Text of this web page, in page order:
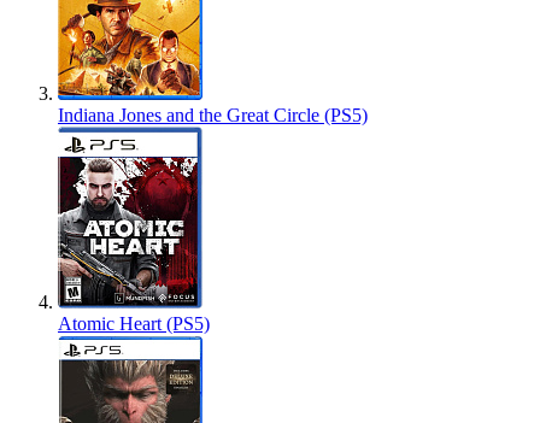
Indiana Jones and the Great Circle (PS5)
Atomic Heart (PS5)